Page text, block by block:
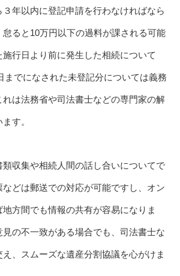
年以内に登記申請を行わなければなら
ると10万円以下の過料が課される可能
行日より前に発生した相続について
までになされた未登記分については義務
れは法務省や司法書士などの専門家の解
す。
収集や相続人間の話し合いについてで
どは郵送での対応が可能ですし、オン
方間でも情報の共有が容易になりま
の不一致がある場合でも、司法書士な
、スムーズな遺産分割協議を心がけま